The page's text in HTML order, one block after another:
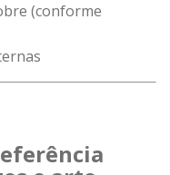
(conforme